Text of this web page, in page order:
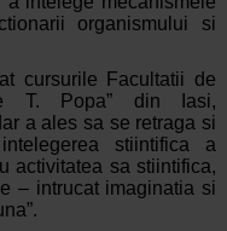
organismului si
cursurile Facultatii de
T. Popa” din Iasi,
a ales sa se retraga si
stiintifica a
activitatea sa stiintifica,
– intrucat imaginatia si